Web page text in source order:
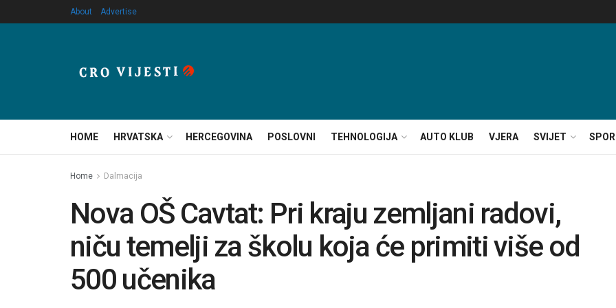
About Advertise
HOME HRVATSKA HERCEGOVINA POSLOVNI TEHNOLOGIJA AUTO KLUB VJERA SVIJET
Home Dalmacija
Nova OŠ Cavtat: Pri kraju zemljani radovi,
niču temelji za školu koja će primiti više od
500 učenika